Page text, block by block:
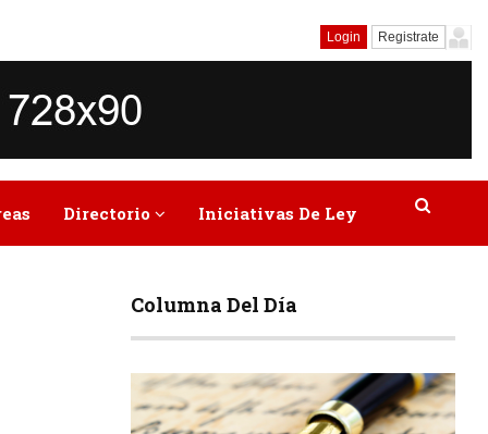
Login Registrate
Directorio Iniciativas De Ley
Columna Del Día